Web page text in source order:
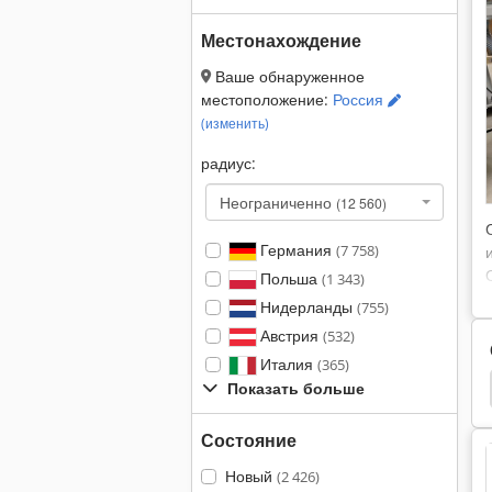
Местонахождение
Ваше обнаруженное
местоположение: Россия
(изменить)
радиус:
Неограниченно (12 560)
Германия (7 758)
Польша (1 343)
Нидерланды (755)
Австрия (532)
Италия (365)
Показать больше
Состояние
Новый (2 426)
Поворотный Сварочный Стол